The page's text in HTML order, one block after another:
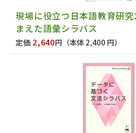
現場に役立つ日本語教育研
まえた語彙シラバス
定価 2,640円 （本体 2,400 円）